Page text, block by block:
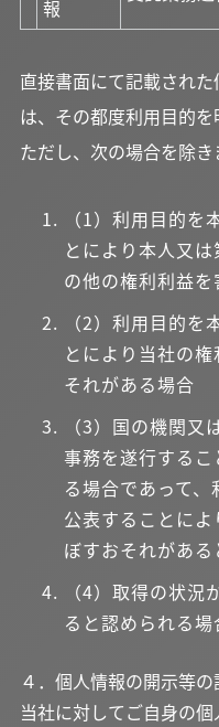
報
直接書面にて記載され
は、その都度利用目的を
ただし、次の場合を除き
（1）利用目的
とにより本人又
の他の権利利益
（2）利用目的
とにより当社の
それがある場合
（3）国の機関
事務を遂行する
る場合であって
公表することに
ぼすおそれがある
（4）取得の状
ると認められる場
４．個人情報の開示等の
当社に対してご自身の